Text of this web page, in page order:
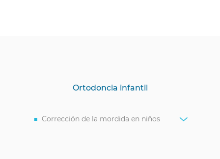
Ortodoncia infantil
Corrección de la mordida en niños